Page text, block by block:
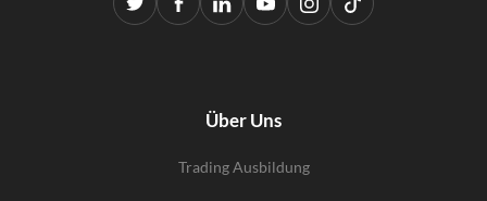
Über Uns
Trading Ausbildung